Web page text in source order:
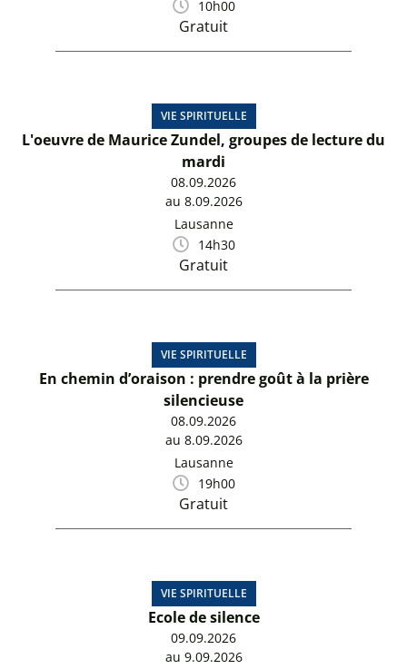
10h00
Gratuit
VIE SPIRITUELLE
L'oeuvre de Maurice Zundel, groupes de lecture du
mardi
08.09.2026
au 8.09.2026
Lausanne
14h30
Gratuit
VIE SPIRITUELLE
En chemin d’oraison : prendre goût à la prière
silencieuse
08.09.2026
au 8.09.2026
Lausanne
19h00
Gratuit
VIE SPIRITUELLE
Ecole de silence
09.09.2026
au 9.09.2026